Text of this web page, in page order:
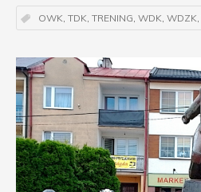
OWK, TDK, TRENING, WDK, WDZK,